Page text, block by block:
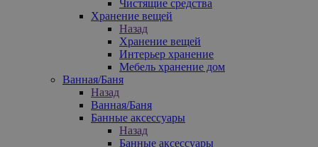
Чистящие средства
Хранение вещей
Назад
Хранение вещей
Интерьер хранение
Мебель хранение дом
Ванная/Баня
Назад
Ванная/Баня
Банные аксессуары
Назад
Банные аксессуары